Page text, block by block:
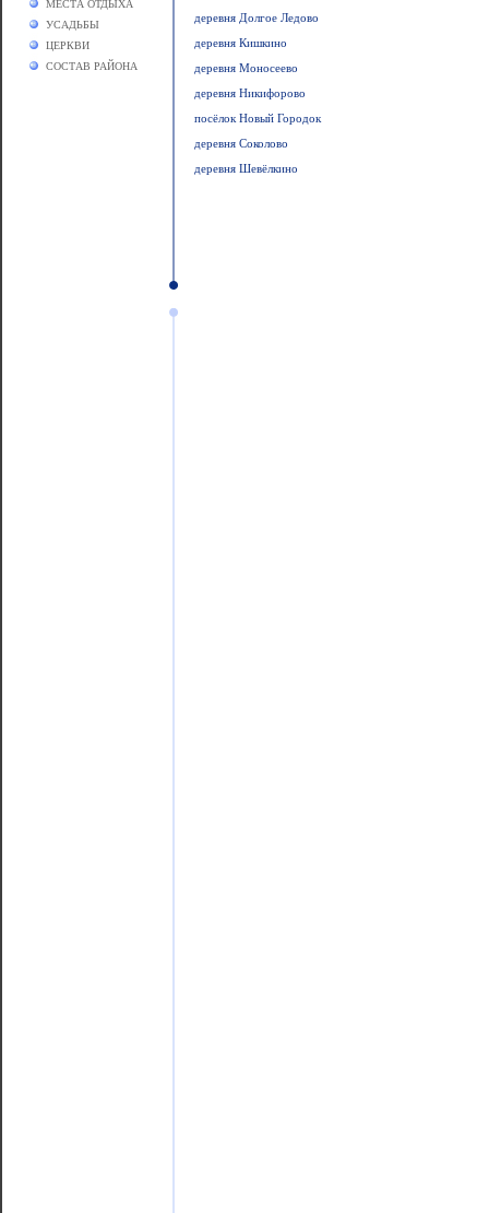
МЕСТА ОТДЫХА
УСАДЬБЫ
ЦЕРКВИ
СОСТАВ РАЙОНА
деревня Долгое Ледово
деревня Кишкино
деревня Моносеево
деревня Никифорово
посёлок Новый Городок
деревня Соколово
деревня Шевёлкино